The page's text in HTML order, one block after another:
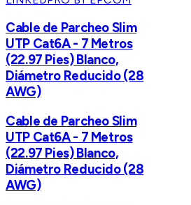
Cable de Parcheo Slim
UTP Cat6A - 7 Metros
(22.97 Pies) Blanco,
Diámetro Reducido (28
AWG)
Cable de Parcheo Slim
UTP Cat6A - 7 Metros
(22.97 Pies) Blanco,
Diámetro Reducido (28
AWG)